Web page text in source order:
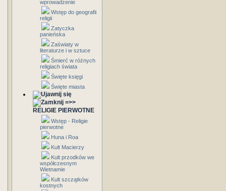
wprowadzenie
Wstęp do geografii
religii
Zatyczka
panieńska
Zaświaty w
literaturze i w sztuce
Śmierć w różnych
religiach świata
Święte księgi
Święte miasta
=>>
RELIGIE PIERWOTNE
Wstęp - Religie
pierwotne
Huna i Roa
Kult Macierzy
Kult przodków we
współczesnym
Wietnamie
Kult szczątków
kostnych